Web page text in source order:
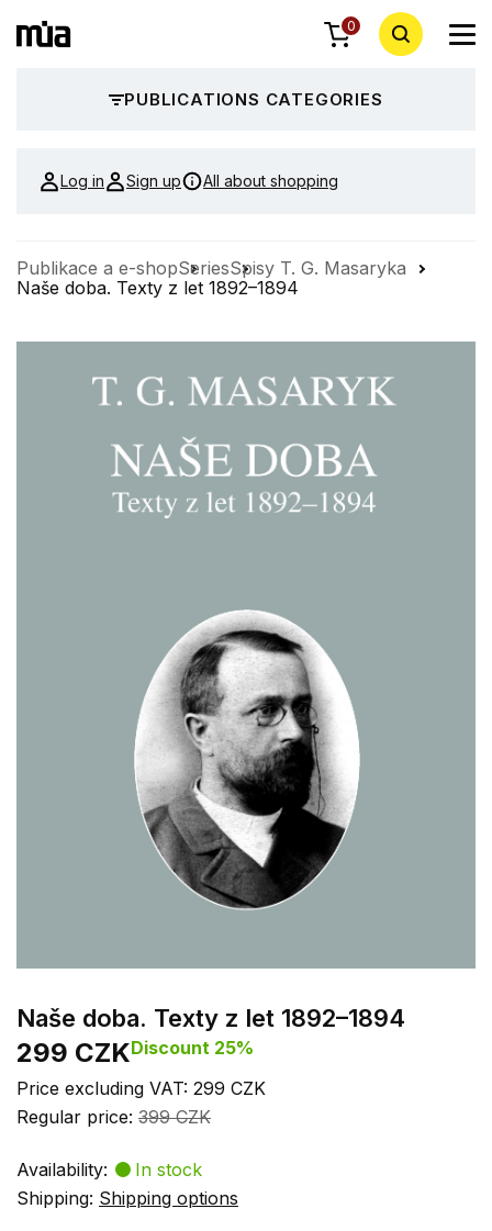
0
PUBLICATIONS CATEGORIES
Log in Sign up All about shopping
Publikace a e-shopSeriesSpisy T. G. Masaryka
Naše doba. Texty z let 1892–1894
Naše doba. Texty z let 1892–1894
299 CZKDiscount 25%
Price excluding VAT: 299 CZK
Regular price: 399 CZK
Availability:
In stock
Shipping: Shipping options